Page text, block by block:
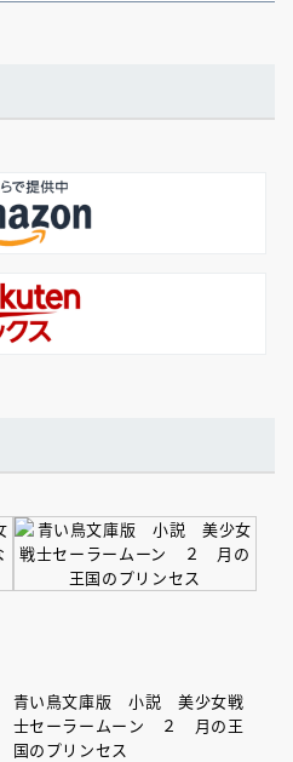
青い鳥文庫版 小説 美少女戦
士セーラームーン ２ 月の王
国のプリンセス